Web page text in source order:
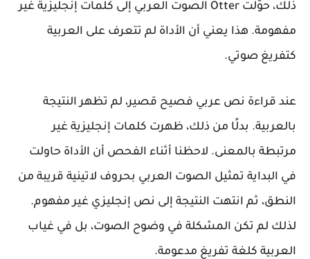
ذلك، حوّلت Otter الصوت العربي إلى كلمات إنجليزية غير
مفهومة. هذا يعني أن الأداة لم تتعرف على العربية
كتفريغ صوتي.
عند قراءة نص عربي فصيح قصير، لم تظهر النتيجة
بالعربية. بدلًا من ذلك، ظهرت كلمات إنجليزية غير
مرتبطة بالمعنى. لاحظنا أثناء الفحص أن الأداة حاولت
في البداية تمثيل الصوت العربي بحروف لاتينية قريبة من
النطق، ثم انتهت النتيجة إلى نص إنجليزي غير مفهوم.
لذلك لم تكن المشكلة في وضوح الصوت، بل في غياب
العربية كلغة تفريغ مدعومة.